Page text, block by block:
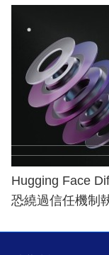
Hugging Face
恐繞過信任機制